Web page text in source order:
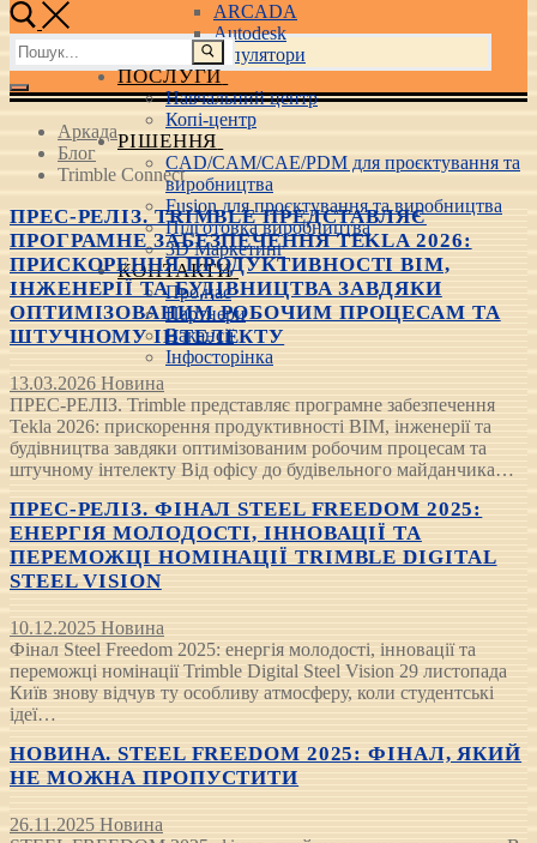
ARCADA
Autodesk
3D маніпулятори
ПОСЛУГИ
Навчальний центр
Копі-центр
РІШЕННЯ
CAD/CAM/CAE/PDM для проєктування та
виробництва
Fusion для проєктування та виробництва
Підготовка виробництва
3D Маркетинг
КОНТАКТИ
Про нас
Партнери
Вакансії
Інфосторінка
Пошук:
Аркада
Блог
Trimble Connect
ПРЕС-РЕЛІЗ. TRIMBLE ПРЕДСТАВЛЯЄ
ПРОГРАМНЕ ЗАБЕЗПЕЧЕННЯ TEKLA 2026:
ПРИСКОРЕННЯ ПРОДУКТИВНОСТІ BIM,
ІНЖЕНЕРІЇ ТА БУДІВНИЦТВА ЗАВДЯКИ
ОПТИМІЗОВАНИМ РОБОЧИМ ПРОЦЕСАМ ТА
ШТУЧНОМУ ІНТЕЛЕКТУ
13.03.2026 Новина
ПРЕС-РЕЛІЗ. Trimble представляє програмне забезпечення
Tekla 2026: прискорення продуктивності BIM, інженерії та
будівництва завдяки оптимізованим робочим процесам та
штучному інтелекту Від офісу до будівельного майданчика…
ПРЕС-РЕЛІЗ. ФІНАЛ STEEL FREEDOM 2025:
ЕНЕРГІЯ МОЛОДОСТІ, ІННОВАЦІЇ ТА
ПЕРЕМОЖЦІ НОМІНАЦІЇ TRIMBLE DIGITAL
STEEL VISION
10.12.2025 Новина
Фінал Steel Freedom 2025: енергія молодості, інновації та
переможці номінації Trimble Digital Steel Vision 29 листопада
Київ знову відчув ту особливу атмосферу, коли студентські
ідеї…
НОВИНА. STEEL FREEDOM 2025: ФІНАЛ, ЯКИЙ
НЕ МОЖНА ПРОПУСТИТИ
26.11.2025 Новина